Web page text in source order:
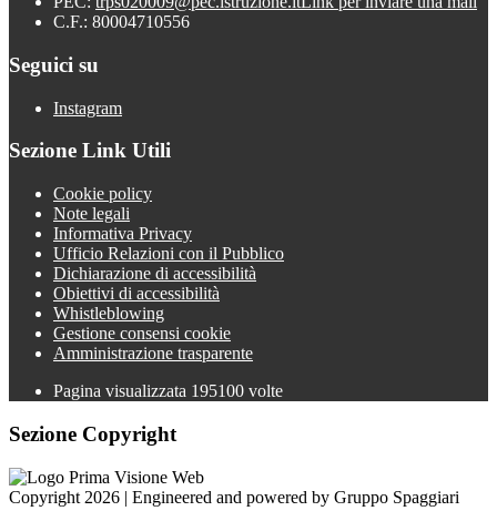
C.F.: 80004710556
Seguici su
Instagram
Sezione Link Utili
Cookie policy
Note legali
Informativa Privacy
Ufficio Relazioni con il Pubblico
Dichiarazione di accessibilità
Obiettivi di accessibilità
Whistleblowing
Gestione consensi cookie
Amministrazione trasparente
Pagina visualizzata 195100 volte
Sezione Copyright
Copyright 2026 | Engineered and powered by Gruppo Spaggiari